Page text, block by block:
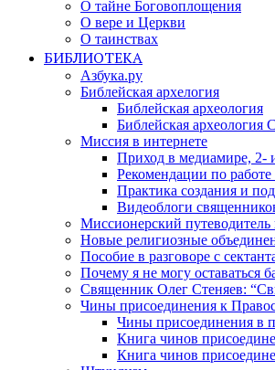
О тайне Боговоплощения
О вере и Церкви
О таинствах
БИБЛИОТЕКА
Азбука.ру
Библейская архелогия
Библейская археология
Библейская
Миссия в интернете
Приход в медиамире, 2-
Рекомендации по
Практика создания и
Видеоблоги
Миссионерский
Новые религиозные
Пособие в разговоре с
Почему я не могу оставаться
Священник Олег Стеняев:
Чины присоединения к
Чины присоединения в
Книга чинов
Книга чинов